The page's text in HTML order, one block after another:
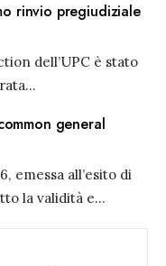
rinvio pregiudiziale
dell’UPC è stato
...
general
emessa all’esito di
la validità e...